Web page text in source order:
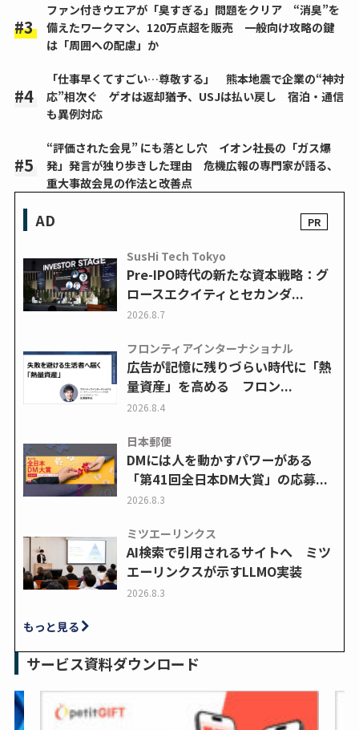
ファン付きウエアが「臭すぎる」問題をクリア “消臭”を
備えたワークマン、120万点超を販売 一般向け攻略の鍵
は「周囲への配慮」か
「仕事早くてすごい…尊敬する」 熊本地震で企業の“神対
応”相次ぐ ゲオは返却猶予、USJは払い戻し 宿泊・通信
も異例対応
“評価された会見” にも落とし穴 イオン社長の「ガス爆
発」発言が独り歩きした理由 危機広報の専門家が語る、
重大事故会見の作法と改善点
AD
SusHi Tech Tokyo
Pre-IPO時代の新たな資本戦略：グ
ロースエクイティとセカンダ...
2026.8.7
フロンティアインターナショナル
広告が記憶に残りづらい時代に「熱
量資産」を高める フロン...
2026.8.4
日本郵便
DMには人を動かすパワーがある
「第41回全日本DM大賞」の応募...
2026.8.3
ミツエーリンクス
AI検索で引用されるサイトへ ミツ
エーリンクスが示すLLMO実装
2026.8.3
もっと見る
サービス資料ダウンロード